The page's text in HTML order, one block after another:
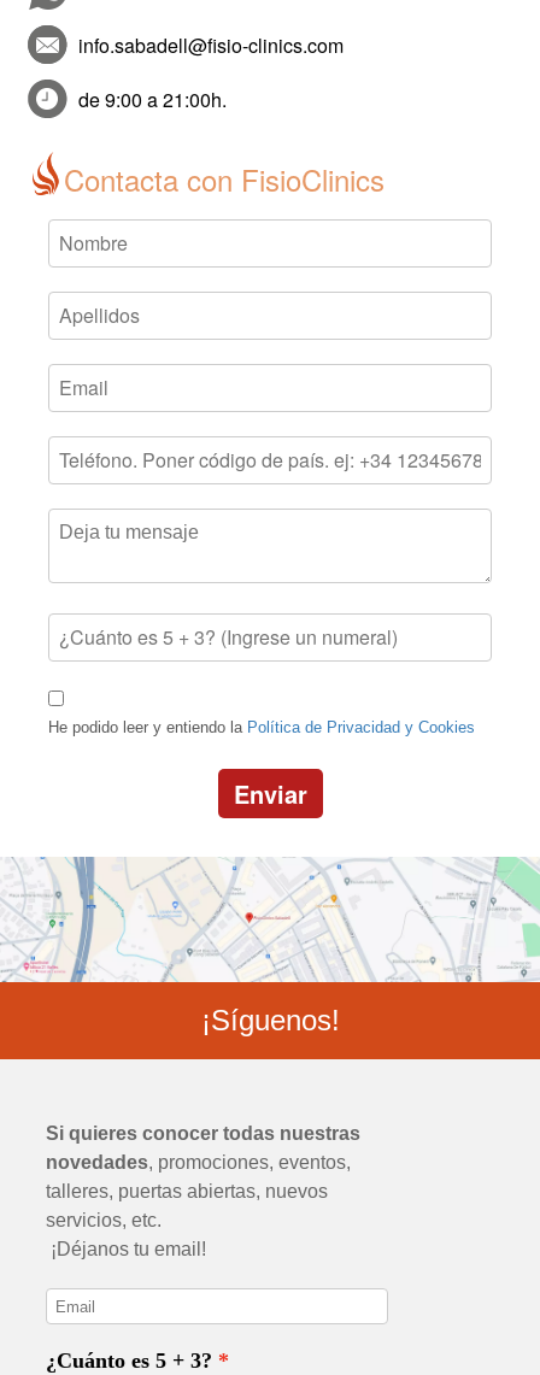
info.sabadell@fisio-clinics.com
de 9:00 a 21:00h.
Contacta con FisioClinics
He podido leer y entiendo la Política de Privacidad y Cookies
Enviar
¡Síguenos!